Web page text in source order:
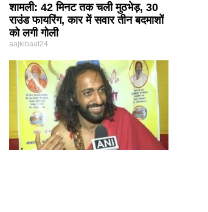
शामली: 42 मिनट तक चली मुठभेड़, 30
राउंड फायरिंग, कार में सवार तीन बदमाशों
को लगी गोली
aajkibaat24